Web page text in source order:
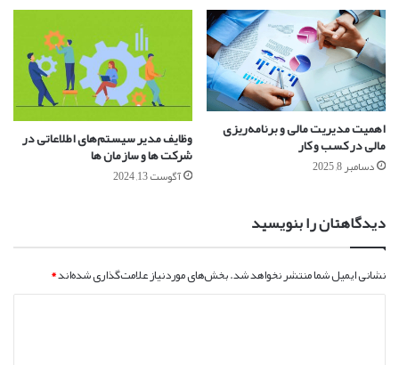
اهمیت مدیریت مالی و برنامه‌ریزی
مالی در کسب و کار
دسامبر 8, 2025
وظایف مدیر سیستم‌های اطلاعاتی در
شرکت ها و سازمان ها
آگوست 13, 2024
دیدگاهتان را بنویسید
نشانی ایمیل شما منتشر نخواهد شد.بخش‌های موردنیاز علامت‌گذاری شده‌اند*